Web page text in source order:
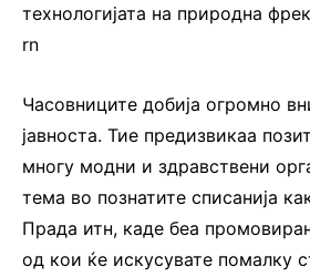
технологијата на природна
rn
Часовниците добија огромно
јавноста. Тие предизвикаа
многу модни и здравствени
тема во познатите списанија
Прада итн, каде беа
од кои ќе искусувате помалку